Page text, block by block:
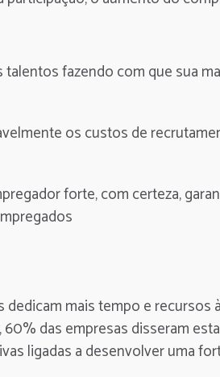
talentos fazendo com que sua
os custos de
forte, com certeza,
dedicam mais tempo e
das empresas disseram
ligadas a desenvolver uma